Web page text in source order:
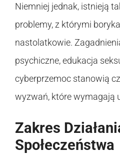
Niemniej jednak, istnieją
problemy, z którymi
nastolatkowie.
psychiczne, edukacja
cyberprzemoc stanowią
wyzwań, które wymagają
Zakres
Społeczeństwa